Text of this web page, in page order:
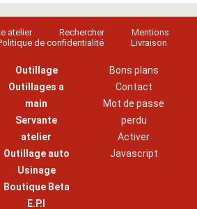
atelier Rechercher
Mentions
de confidentialité Livraison
Outillage
Outillages a
main
Servante
atelier
Outillage auto
Usinage
Boutique Beta
E.P.I
Bons plans
Contact
Mot de passe
perdu
Activer
Javascript